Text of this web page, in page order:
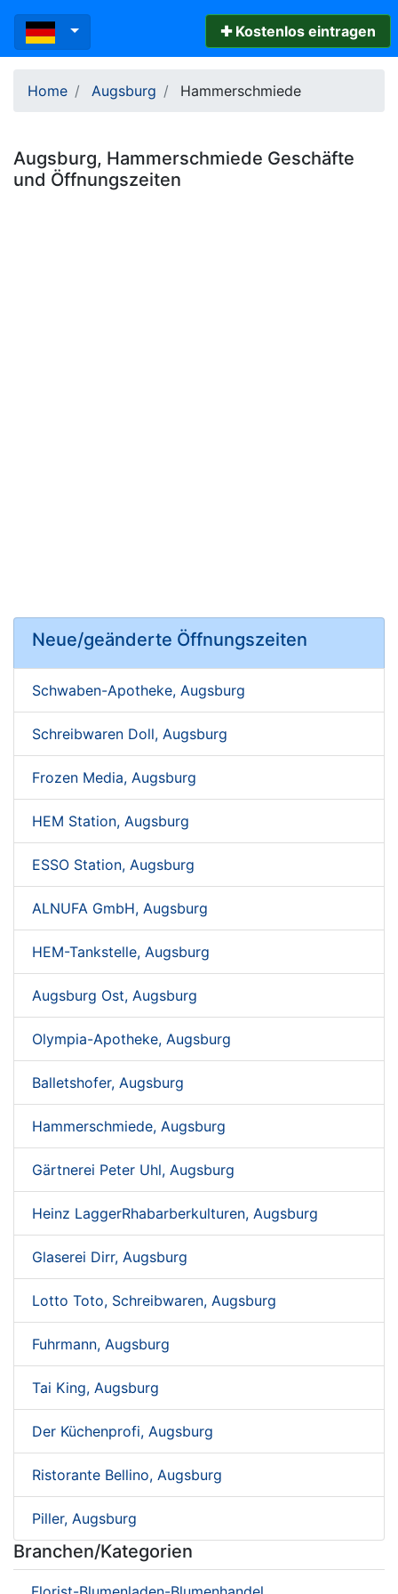
✚ Kostenlos eintragen
Home Augsburg Hammerschmiede
Augsburg, Hammerschmiede Geschäfte
und Öffnungszeiten
Neue/geänderte Öffnungszeiten
Schwaben-Apotheke, Augsburg
Schreibwaren Doll, Augsburg
Frozen Media, Augsburg
HEM Station, Augsburg
ESSO Station, Augsburg
ALNUFA GmbH, Augsburg
HEM-Tankstelle, Augsburg
Augsburg Ost, Augsburg
Olympia-Apotheke, Augsburg
Balletshofer, Augsburg
Hammerschmiede, Augsburg
Gärtnerei Peter Uhl, Augsburg
Heinz LaggerRhabarberkulturen, Augsburg
Glaserei Dirr, Augsburg
Lotto Toto, Schreibwaren, Augsburg
Fuhrmann, Augsburg
Tai King, Augsburg
Der Küchenprofi, Augsburg
Ristorante Bellino, Augsburg
Piller, Augsburg
Branchen/Kategorien